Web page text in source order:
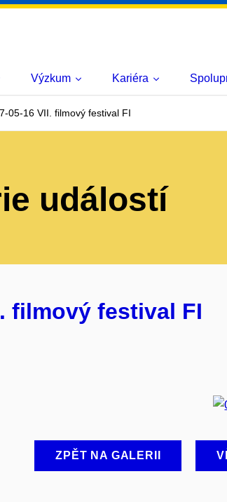
Výzkum Kariéra
05-16 VII. filmový festival FI
událostí
filmový festival FI
ZPĚT NA GALERII